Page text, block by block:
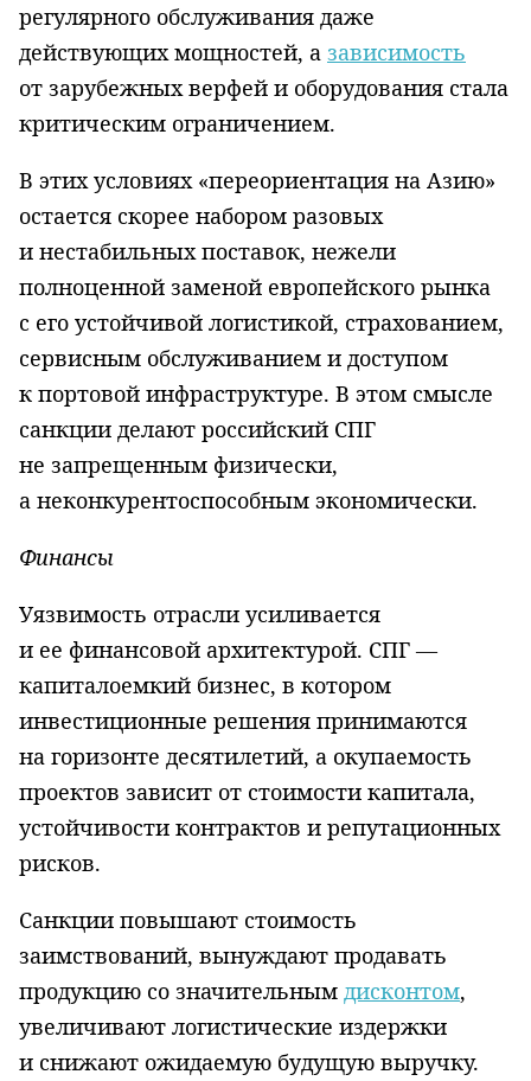
регулярного обслуживания даже
действующих мощностей, а зависимость
от зарубежных верфей и оборудования стала
критическим ограничением.
В этих условиях «переориентация на Азию»
остается скорее набором разовых
и нестабильных поставок, нежели
полноценной заменой европейского рынка
с его устойчивой логистикой, страхованием,
сервисным обслуживанием и доступом
к портовой инфраструктуре. В этом смысле
санкции делают российский СПГ
не запрещенным физически,
а неконкурентоспособным экономически.
Финансы
Уязвимость отрасли усиливается
и ее финансовой архитектурой. СПГ —
капиталоемкий бизнес, в котором
инвестиционные решения принимаются
на горизонте десятилетий, а окупаемость
проектов зависит от стоимости капитала,
устойчивости контрактов и репутационных
рисков.
Санкции повышают стоимость
заимствований, вынуждают продавать
продукцию со значительным дисконтом,
увеличивают логистические издержки
и снижают ожидаемую будущую выручку.